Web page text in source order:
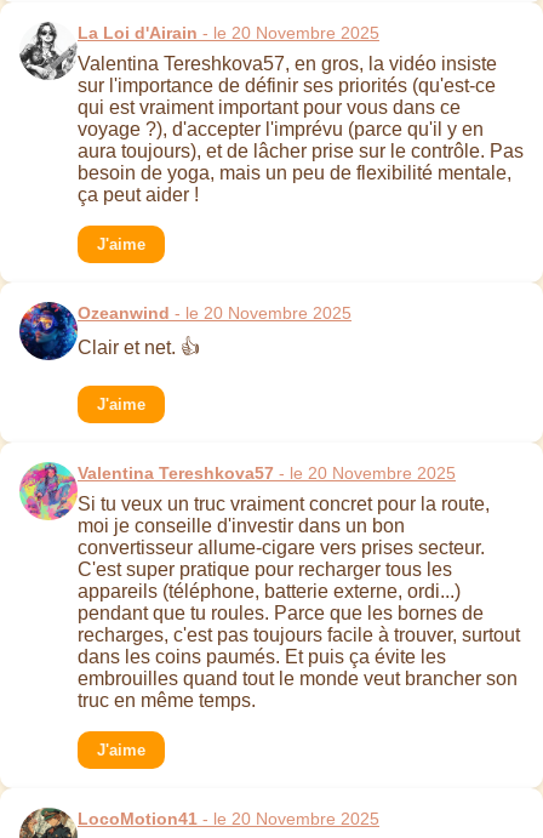
La Loi d'Airain - le 20 Novembre 2025
Valentina Tereshkova57, en gros, la vidéo insiste
sur l'importance de définir ses priorités (qu'est-ce
qui est vraiment important pour vous dans ce
voyage ?), d'accepter l'imprévu (parce qu'il y en
aura toujours), et de lâcher prise sur le contrôle. Pas
besoin de yoga, mais un peu de flexibilité mentale,
ça peut aider !
J'aime
Ozeanwind - le 20 Novembre 2025
Clair et net. 👍
J'aime
Valentina Tereshkova57 - le 20 Novembre 2025
Si tu veux un truc vraiment concret pour la route,
moi je conseille d'investir dans un bon
convertisseur allume-cigare vers prises secteur.
C'est super pratique pour recharger tous les
appareils (téléphone, batterie externe, ordi...)
pendant que tu roules. Parce que les bornes de
recharges, c'est pas toujours facile à trouver, surtout
dans les coins paumés. Et puis ça évite les
embrouilles quand tout le monde veut brancher son
truc en même temps.
J'aime
LocoMotion41 - le 20 Novembre 2025